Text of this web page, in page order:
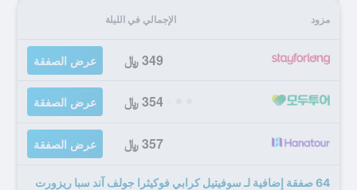
مزود الإجمالي في الليلة
349 ﷼ عرض الصفقة
354 ﷼ عرض الصفقة
357 ﷼ عرض الصفقة
64 صفقة إضافية لـ سوفيتيل كرابي فوكيثرا جولف آند سبا ريزورت